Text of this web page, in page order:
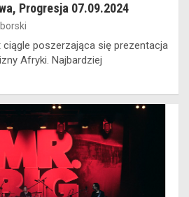
Progresja 07.09.2024
poszerzająca się prezentacja
Afryki. Najbardziej